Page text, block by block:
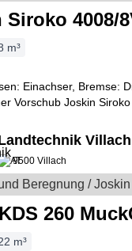
4008/
m³
Einachser, Bremse:
Vorschub Joskin
9500 Villach
Beregnung / Joskin
260
m³